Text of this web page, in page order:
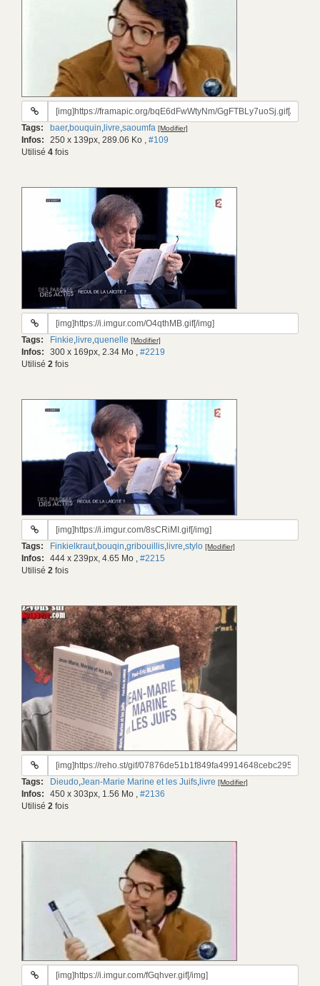
URL
gif:
Tags: baer,bouquin, livre,saoumfa [Modifier]
Infos: 250 x 139px, 289.06 Ko , #109
Utilisé 4 fois
URL
gif:
Tags: Finkie, livre,quenelle [Modifier]
Infos: 300 x 169px, 2.34 Mo , #2219
Utilisé 2 fois
URL
gif:
Tags: Finkielkraut,bouqin,gribouillis, livre,stylo [Modifier]
Infos: 444 x 239px, 4.65 Mo , #2215
Utilisé 2 fois
URL
gif:
Tags: Dieudo,Jean-Marie Marine et les Juifs, livre [Modifier]
Infos: 450 x 303px, 1.56 Mo , #2136
Utilisé 2 fois
URL